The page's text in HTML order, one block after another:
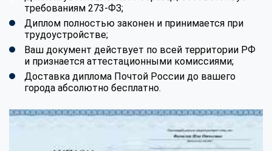
требованиям 273-ФЗ;
Диплом полностью законен и принимается при
трудоустройстве;
Ваш документ действует по всей территории РФ
и признается аттестационными комиссиями;
Доставка диплома Почтой России до вашего
города абсолютно бесплатно.